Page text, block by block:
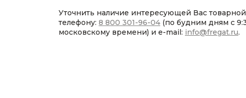
Уточнить наличие интересующей Вас
телефону: 8 800 301-96-04 (по будним дням с
московскому времени) и e-mail: info@fregat.ru.